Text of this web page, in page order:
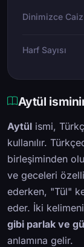
Dinimizce
Harf Sayısı
Aytül
Aytül ismi,
kullanılır.
birleşiminden
ve geceleri
ederken, "Tül"
eder. İki
gibi parlak ve
anlamına gelir.